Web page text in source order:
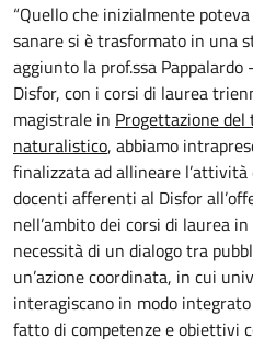
“Quello che inizialmente
sanare si è trasformato in una
aggiunto la prof.ssa
Disfor, con i corsi di laurea
magistrale in Progettazione
naturalistico, abbiamo
finalizzata ad allineare
docenti afferenti al Disfor
nell’ambito dei corsi di laurea
necessità di un dialogo tra
un’azione coordinata, in cui
interagiscano in modo
fatto di competenze e obiettivi